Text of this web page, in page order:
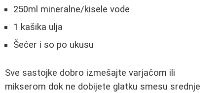
250ml mineralne/kisele vode
1 kašika ulja
Šećer i so po ukusu
Sve sastojke dobro izmešajte varjačom ili
mikserom dok ne dobijete glatku smesu srednje